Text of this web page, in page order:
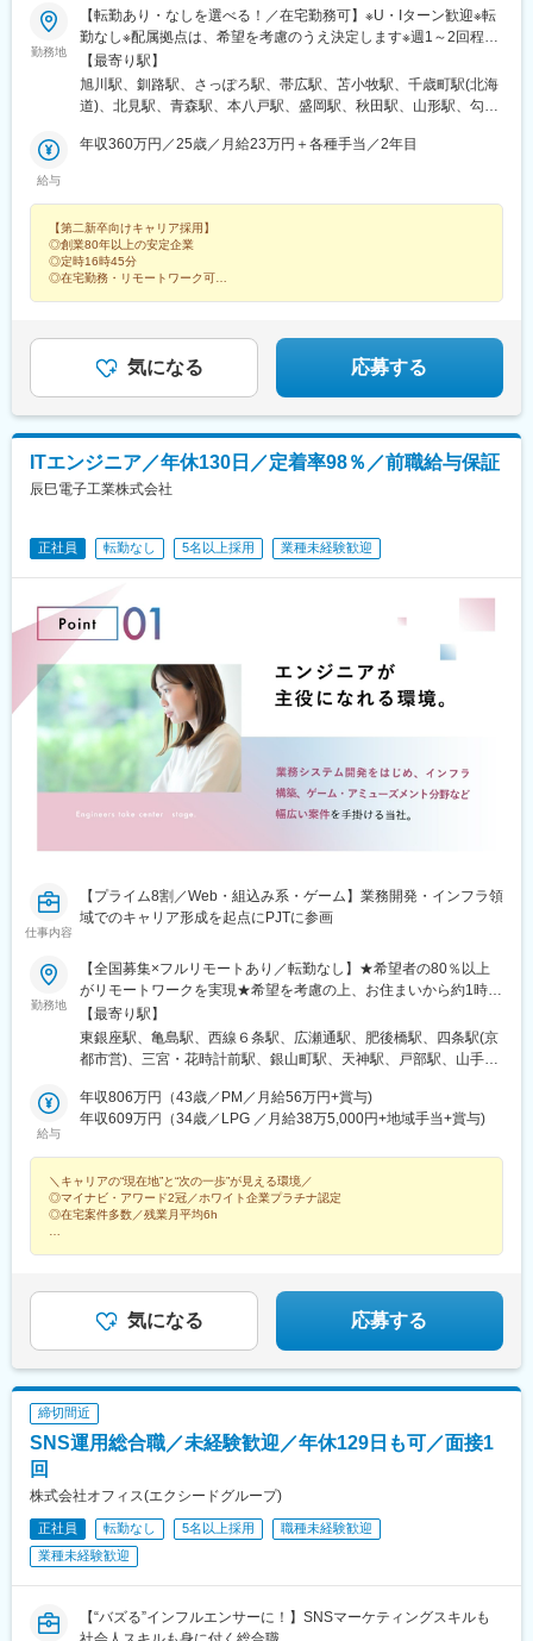
駅、愛宕駅(千葉県)、本郷駅(愛知県)、いずみ野駅、大和田駅(埼玉
県)、新金岡駅、河戸帆待川駅、沢ノ町駅、徳山駅、塩釜口駅、松
ケ崎駅(京都府)、上桂駅、穴川駅(千葉県)、新尾道駅、入間市駅、
矢向駅、米子駅、久米川駅、池下駅、桜木駅(千葉県)、岩国駅、真
駒内駅、港区役所駅、出雲市駅、各務原市役所前駅、京王永山
藤枝駅、焼津駅、堺東駅、土浦駅、本諫早駅、刈谷駅、浄心駅、
駅、天王台駅、国府宮駅、東伏見駅、延岡駅、鳳駅、てだこ浦西
駅、宇治山田駅、日本大通り駅、新飯塚駅、唐津駅、椥辻駅、駒
川中野駅、新さっぽろ駅、瀬戸市役所前駅、古川橋駅、太閤通
駅、三郷中央駅、大牟田駅、水沢駅、国分駅(鹿児島県)、会津若松
駅、座間駅、三ツ境駅、薬師堂駅(宮城県)、木更津駅、住ノ江駅、
線)、京急蒲田駅、朝日通駅、阿佐ケ谷駅、大山駅(東京都)、県庁
前駅(愛媛県)、西宮駅(ＪＲ線)、市役所駅(長崎県)、電気ビル前
駅、新豊田駅、宮之阪駅、名鉄一宮駅、権堂駅、豊橋公園前駅、
津京駅、王子駅前駅、旭橋駅、あすなろう四日市駅、山陽明石
駅、府中駅(東京都)、鵜飼駅(広島県)、函館駅前駅、西武新宿駅、
伏見桃山駅、箱崎九大前駅、北四番丁駅、茨木市駅、福井駅、鶴
見駅、阿波富田駅、黒崎駅、祐天寺駅、北１３条東駅、入江岡
鈴蘭台駅、中筋駅、反町駅、山陽垂水駅、新丸子駅、京王多摩川
駅、荒子駅、海の公園南口駅、武蔵溝ノ口駅、川崎駅、西１１丁
目駅、魚崎駅、岸和田駅、登戸駅、御成門駅、明治神宮前駅、鈴
鹿駅、黄金町駅、博多駅、嵐電天神川駅、後楽園駅、県庁前駅(千
葉県)、荒川二丁目駅、宮城野原駅、西観音町駅、新小平駅、市民
病院前駅(富山県)、平和通駅、和田塚駅、東須磨駅、上野駅、野江
駅、名城公園駅、西鉄福岡駅、絹延橋駅、平和台駅(千葉県)、上社
駅、可部駅、我孫子前駅、天台駅、東村山駅、覚王山駅、都賀
駅、東海通駅、電鉄出雲市駅、市民公園前駅、守口駅、浅間町
駅、本笠寺駅、桑名駅、比治山橋駅、広電五日市駅、伊勢市駅、
関内駅、今川駅(大阪府)、新札幌駅、瀬戸市駅、門真市駅、住吉大
社駅、上町駅、豊島園駅(西武線)、蓮沼駅、水族館口駅、下板橋
駅、大街道駅、めがね橋駅、県庁前駅(富山県)、札木駅、高知城前
駅、大津京駅、飛鳥山駅、壺川駅、近鉄四日市駅、府中競馬正門
芝公園駅、吉野町駅、蚕ノ社駅、本郷三丁目駅、千葉中央駅、荒
川一中前駅、観音町駅(広島県)、一橋学園駅、広小路駅(富山県)、
(大阪府)、益生駅、皆実町二丁目駅、五日市駅、石川町駅、南田辺
駅、新瀬戸駅、細井川駅
勤務地
【転勤あり・なしを選べる！／在宅勤務可】※U・Iターン歓迎※転
勤なし※配属拠点は、希望を考慮のうえ決定します※週1～2回程度
の在宅勤務・リモートワークも行っています以下2つの勤務形態か
らお選びいただけます。【A】全国型総合職：全国転勤可能※全国
各地に社宅完備※初期配属地を考慮します【B】ワイドエリア型総
国各地に社宅完備※北海道/東北/関東甲信越/北陸東海/中国四国/九
の拠点をご案内させていただきます。
【最寄り駅】
旭川駅、釧路駅、さっぽろ駅、帯広駅、苫小牧駅、千歳町駅(北海
道)、北見駅、青森駅、本八戸駅、盛岡駅、秋田駅、山形駅、勾当
東武宇都宮駅、倉賀野駅、高崎駅、北大宮駅、川越駅、京成千葉
駅、市役所前駅(長野県)、飯田駅(長野県)、名鉄岐阜駅、多治見
駅、網代駅、沼津駅、吉原本町駅、新清水駅、新静岡駅、島田駅
(静岡県)、遠州病院駅、三河安城駅、駅前駅、丸の内駅(愛知県)、
あすなろう四日市駅、津新町駅、草津駅(滋賀県)、九条駅(京都
田中口駅、鳥取駅、松江しんじ湖温泉駅、岡山駅、市役所前駅(広
島県)、福山駅、下関駅、新山口駅、眉山ロープウェイ山麓駅、瓦
町駅、今治駅、勝山町駅、高知城前駅、西鉄久留米駅、新飯塚
壺川駅、札幌駅、新川町駅(北海道)、広瀬通駅、千葉駅、仲ノ町
駅、新橋駅、東池袋駅、立川駅、川崎駅、志貴野中学校前駅、栄
町駅(富山県)、福井駅(福井県)、北松本駅、岐阜駅、静岡駅、第一
山駅前駅、鷹野橋駅、徳島駅、栗林駅、大街道駅、県庁前駅(高知
県)、西鉄福岡駅、旦過駅、大波止駅、通町筋駅、鹿児島中央駅前
駅、奥武山公園駅、大通駅、昭和橋駅、青葉通一番町駅、新千葉
駅、虎ノ門駅、都電雑司ケ谷駅、立川南駅、急患医療センター前
駅、稲荷町駅(富山県)、福井城址大名町駅、加納駅(岐阜県)、八幡
駅(静岡県)、札木駅、久屋大通駅、四日市駅、東寺駅、南森町駅、
花田口駅、西元町駅、西川緑道公園駅、中電前駅、栗林公園北口
駅、警察署前駅、大橋通駅、天神駅、小倉駅(福岡県)、新地中華街
駅、熊本城・市役所前駅、鹿児島中央駅
給与
年収360万円／25歳／月給23万円＋各種手当／2年目
【第二新卒向けキャリア採用】
◎創業80年以上の安定企業
◎定時16時45分
◎在宅勤務・リモートワーク可
「研修制度が充実しています」と語る社員にインタビュー！
気になる 応募する
ITエンジニア／年休130日／定着率98％／前職給与保証
辰巳電子工業株式会社
正社員 転勤なし 5名以上採用 業種未経験歓迎
仕事内容
【プライム8割／Web・組込み系・ゲーム】業務開発・インフラ領
域でのキャリア形成を起点にPJTに参画
勤務地
【全国募集×フルリモートあり／転勤なし】★希望者の80％以上
がリモートワークを実現★希望を考慮の上、お住まいから約1時間
圏内を目安に配属【関東】■東京都（東京支社）千代田区、中央
区、港区、新宿区、文京区、台東区、墨田区■神奈川県（横浜オフ
ィス）横浜市、川崎市、相模原市【東海】■愛知県（名古屋オフィ
（札幌オフィス）札幌市、旭川市、函館市、釧路市、帯広市、北
見市■宮城県（仙台オフィス）仙台市、石巻市、塩竃市、気仙沼
堺市、高槻市■京都府（京都オフィス）京都市、宇治市、亀岡市、
舞鶴市、福知山市、城陽市■兵庫県（神戸オフィス）神戸市、姫路
市、尼崎市、西宮市、明石市、宝塚市【中国・九州】■広島県（広
島オフィス）広島市、呉市、福山市、東広島市、廿日市、尾道市■
【最寄り駅】
東銀座駅、亀島駅、西線６条駅、広瀬通駅、肥後橋駅、四条駅(京
都市営)、三宮・花時計前駅、銀山町駅、天神駅、戸部駅、山手
神橋筋六丁目駅、長堀橋駅、花田口駅、西長堀駅、ＪＲ淡路駅、
昭和町駅(大阪府)、大須観音駅、中村公園駅、高岳駅、駅前駅、東
駅、松戸駅、国府台駅、柏駅、流山おおたかの森駅、南公園駅、
摩耶駅、姫路駅、大物駅、西宮駅、明石駅、宝塚駅、西線９条旭
駅、赤坂駅(福岡県)、東比恵駅、旦過駅、西鉄久留米駅、新飯塚
駅、結城駅、入地駅、二条城前駅、清水五条駅、宇治駅(奈良線)、
亀岡駅、西舞鶴駅、福知山駅、城陽駅、日赤病院前駅、広大附属
学校前駅、呉駅、福山駅、西条駅(広島県)、山陽女学園前駅、陸前
ば通駅、渡辺橋駅、烏丸駅、神戸三宮駅(阪神)、胡町駅、西鉄福岡
駅、平沼橋駅、中崎町駅、松屋町駅、妙国寺前駅、西大橋駅、文
の里駅、上前津駅、中村日赤駅、新栄町駅(愛知県)、駅前大通駅、
駅、中埠頭駅、大石駅、山陽姫路駅、尼崎駅(阪神線)、西宮駅(Ｊ
Ｒ線)、山陽明石駅、宝塚南口駅、西線１１条駅、函館駅前駅、二
日市駅、烏丸御池駅、七条駅、寺田駅(京都府)、鷹野橋駅、西塩釜
駅、名取駅、銀座一丁目駅、桜木町駅、近鉄名古屋駅、中央区役
所前駅、仙台駅、大江橋駅、三宮駅(神戸新交通)、稲荷町駅(広島
駅、松虫駅、新豊橋駅、瀬戸市役所前駅、蒲生駅、東海神駅、市
川真間駅、医療センター駅、六甲駅、西新町駅、松風町駅、紫
給与
年収806万円（43歳／PM／月給56万円+賞与)
年収609万円（34歳／LPG ／月給38万5,000円+地域手当+賞与)
＼キャリアの“現在地”と“次の一歩”が見える環境／
◎マイナビ・アワード2冠／ホワイト企業プラチナ認定
◎在宅案件多数／残業月平均6h
気になる 応募する
締切間近
SNS運用総合職／未経験歓迎／年休129日も可／面接1
回
株式会社オフィス(エクシードグループ)
正社員 転勤なし 5名以上採用
職種未経験歓迎
業種未経験歓迎
【“バズる”インフルエンサーに！】SNSマーケティングスキルも